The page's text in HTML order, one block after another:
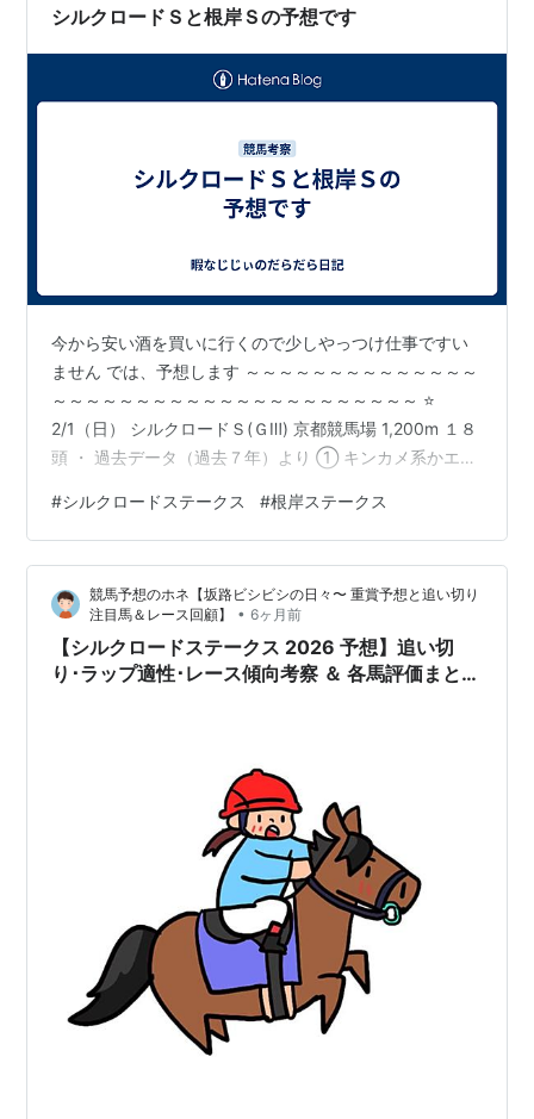
スも実績がありますが、ここ…
シルクロードＳと根岸Ｓの予想です
今から安い酒を買いに行くので少しやっつけ仕事ですい
ません では、予想します ～～～～～～～～～～～～～～
～～～～～～～～～～～～～～～～～～～～～～ ⭐
2/1（日） シルクロードＳ(ＧⅢ) 京都競馬場 1,200m １８
頭 ・ 過去データ（過去７年）より ① キンカメ系かエン
ンカメ系ー７オタルエバー・１６ロードフォアエース ・
エンド系ー１アブキールベイ・１１ヤブサメ・１３エイ
シンフェンサー １４フィオライア ・ ネイティブ系ー１
２エーティーマクフィ・１７レイピア ② 牝馬か～１ア
ブキールベイ・４カルプスペルシュ・５ウインアイオラ
イト １…
#シルクロードステークス #根岸ステークス
競馬予想のホネ【坂路ビシビシの日々〜 重賞予想と追い切り
注目馬＆レース回顧】
• 6ヶ月前
【シルクロードステークス 2026 予想】追い切
り･ラップ適性･レース傾向考察 ＆ 各馬評価まとめ